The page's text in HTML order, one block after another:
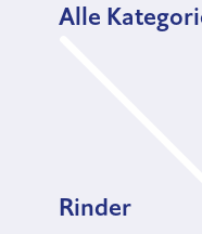
Alle
Rinder